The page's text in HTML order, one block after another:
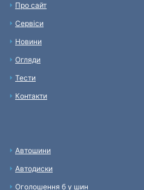
Про сайт
Сервіси
Новини
Огляди
Тести
Контакти
Автошини
Автодиски
Оголошення б у шин